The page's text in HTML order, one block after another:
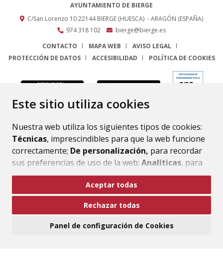
Este sitio utiliza cookies
Nuestra web utiliza los siguientes tipos de cookies:
Técnicas, imprescindibles para que la web funcione
correctamente; De personalización, para recordar
sus preferencias de uso de la web; Analíticas, para
mejorar el funcionamiento de la web y sus servicios.
Si acepta pulsando el botón“Aceptar todas”
consideramos que acepta su uso. Si pulsa el botón
ninguna acción, se guardarán las cookies técnicas
Aceptar todas
Rechazar todas
Panel de configuración de Cookies
AYUNTAMIENTO DE BIERGE
C/San Lorenzo 1022144 BIERGE (HUESCA) - ARAGÓN (ESPAÑA)
974 318 102
bierge@bierge.es
CONTACTO
MAPA WEB
AVISO LEGAL
PROTECCIÓN DE DATOS
ACCESIBILIDAD POLÍTICA DE COOKIES